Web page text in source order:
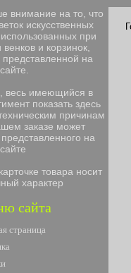
внимание на то, что
искусственных
при
венков и корзинок,
на
сайте.
весь имеющийся в
показать здесь
причинам
заказе может
на
сайте
товара носит
характер
сайта
страница